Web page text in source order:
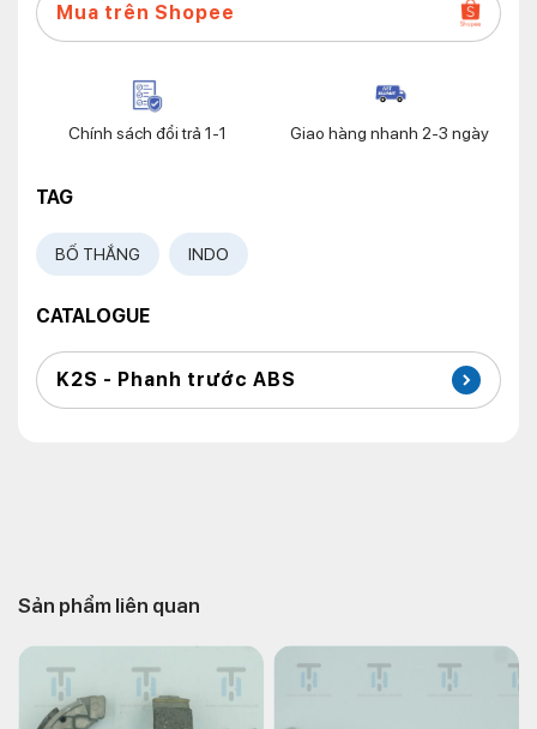
Mua trên Shopee
Chính sách đổi trả 1-1 Giao hàng nhanh 2-3 ngày
TAG
BỐ THẮNG INDO
CATALOGUE
K2S - Phanh trước ABS
Sản phẩm liên quan